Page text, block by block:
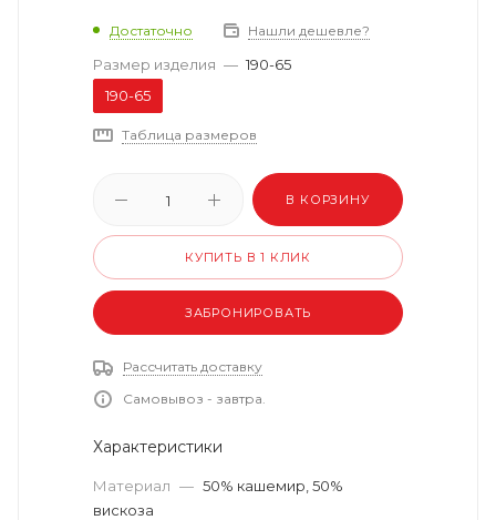
Достаточно Нашли дешевле?
Размер изделия — 190-65
190-65
Таблица размеров
В КОРЗИНУ
КУПИТЬ В 1 КЛИК
ЗАБРОНИРОВАТЬ
Рассчитать доставку
Самовывоз - завтра.
Характеристики
Материал — 50% кашемир, 50%
вискоза